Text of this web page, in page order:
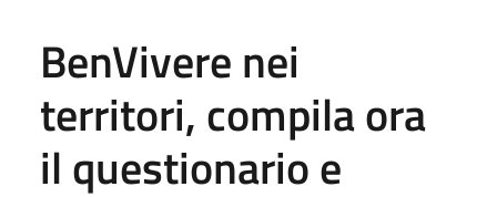
BenVivere nei
territori, compila ora
il questionario e